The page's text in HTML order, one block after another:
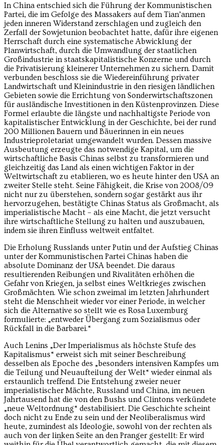
In China entschied sich die Führung der Kommunistischen
Partei, die im Gefolge des Massakers auf dem Tian’anmen
jeden inneren Widerstand zerschlagen und zugleich den
Zerfall der Sowjetunion beobachtet hatte, dafür ihre eigenen
Herrschaft durch eine systematische Abwicklung der
Planwirtschaft, durch die Umwandlung der staatlichen
Großindustrie in staatskapitalistische Konzerne und durch
die Privatisierung kleinerer Unternehmen zu sichern. Damit
verbunden beschloss sie die Wiedereinführung privater
Landwirtschaft und Kleinindustrie in den riesigen ländlichen
Gebieten sowie die Errichtung von Sonderwirtschaftszonen
für ausländische Investitionen in den Küstenprovinzen. Diese
Formel erlaubte die längste und nachhaltigste Periode von
kapitalistischer Entwicklung in der Geschichte, bei der rund
200 Millionen Bauern und Bäuerinnen in ein neues
Industrieproletariat umgewandelt wurden. Dessen massive
Ausbeutung erzeugte das notwendige Kapital, um die
wirtschaftliche Basis Chinas selbst zu transformieren und
gleichzeitig das Land als einen wichtigen Faktor in der
Weltwirtschaft zu etablieren, wo es heute hinter den USA an
zweiter Stelle steht. Seine Fähigkeit, die Krise von 2008/09
nicht nur zu überstehen, sondern sogar gestärkt aus ihr
hervorzugehen, bestätigte Chinas Status als Großmacht, als
imperialistische Macht – als eine Macht, die jetzt versucht
ihre wirtschaftliche Stellung zu halten und auszubauen,
indem sie ihren Einfluss weltweit entfaltet.
Die Erholung Russlands unter Putin und der Aufstieg Chinas
unter der Kommunistischen Partei Chinas haben die
absolute Dominanz der USA beendet. Die daraus
resultierenden Reibungen und Rivalitäten erhöhen die
Gefahr von Kriegen, ja selbst eines Weltkrieges zwischen
Großmächten. Wie schon zweimal im letzten Jahrhundert
steht die Menschheit wieder vor einer Periode, in welcher
sich die Alternative so stellt wie es Rosa Luxemburg
formulierte: „entweder Übergang zum Sozialismus oder
Rückfall in die Barbarei.“
Auch Lenins „Der Imperialismus als höchste Stufe des
Kapitalismus“ erweist sich mit seiner Beschreibung
desselben als Epoche des „besonders intensiven Kampfes um
die Teilung und Neuaufteilung der Welt“ wieder einmal als
erstaunlich treffend. Die Entstehung zweier neuer
imperialistischer Mächte, Russland und China, im neuen
Jahrtausend hat die von den Bushs und Clintons verkündete
„neue Weltordnung“ destabilisiert. Die Geschichte scheint
doch nicht zu Ende zu sein und der Neoliberalismus wird
heute, zumindest als Ideologie, sowohl von der rechten als
auch von der linken Seite an den Pranger gestellt: Er wird